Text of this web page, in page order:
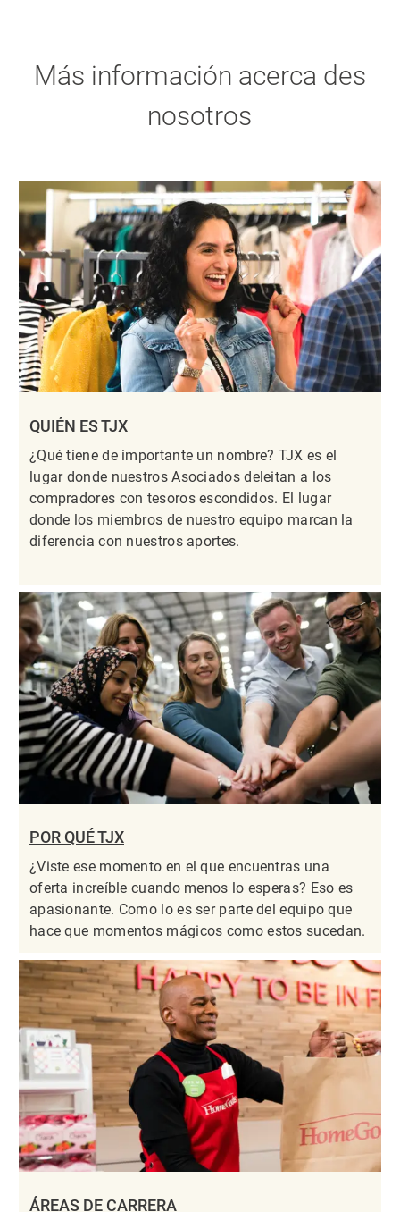
Más información acerca des
nosotros
QUIÉN ES TJX
¿Qué tiene de importante un nombre? TJX es el
lugar donde nuestros Asociados deleitan a los
compradores con tesoros escondidos. El lugar
donde los miembros de nuestro equipo marcan la
diferencia con nuestros aportes.
POR QUÉ TJX
¿Viste ese momento en el que encuentras una
oferta increíble cuando menos lo esperas? Eso es
apasionante. Como lo es ser parte del equipo que
hace que momentos mágicos como estos sucedan.
ÁREAS DE CARRERA